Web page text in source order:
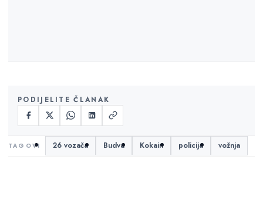
PODIJELITE ČLANAK
26 vozača Budva Kokain policija vožnja